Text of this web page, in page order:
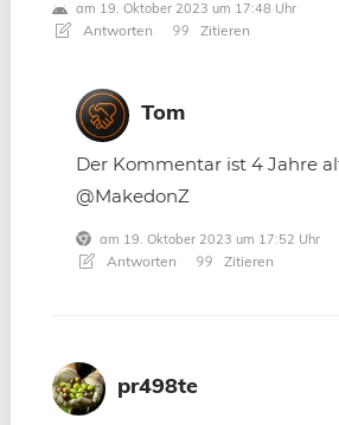
am 19. Oktober 2023 um 17:48 Uhr
Antworten Zitieren
Tom
Der Kommentar ist 4 Jahre
@MakedonZ
am 19. Oktober 2023 um 17:52 Uhr
Antworten Zitieren
pr498te